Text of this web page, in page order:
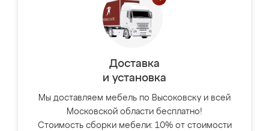
Доставка
и установка
Мы доставляем мебель по Высоковску и всей
Московской области бесплатно!
Стоимость сборки мебели: 10% от стоимости